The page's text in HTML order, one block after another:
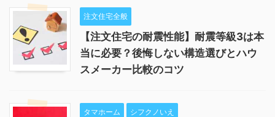
注文住宅全般
【注文住宅の耐震性能】耐震等級3は本
当に必要？後悔しない構造選びとハウ
スメーカー比較のコツ
タマホーム シフクノいえ